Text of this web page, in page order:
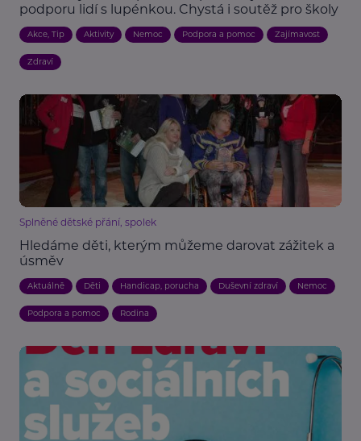
podporu lidí s lupénkou. Chystá i soutěž pro školy
Akce, Tip Aktivity Nemoc Podpora a pomoc Zajímavost
Zdraví
Splněné dětské přání, spolek
Hledáme děti, kterým můžeme darovat zážitek a
úsměv
Aktuálně Děti Handicap, porucha Duševní zdraví Nemoc
Podpora a pomoc Rodina